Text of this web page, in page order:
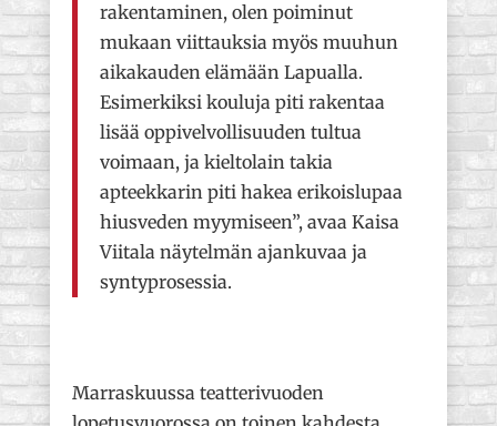
rakentaminen, olen poiminut
mukaan viittauksia myös muuhun
aikakauden elämään Lapualla.
Esimerkiksi kouluja piti rakentaa
lisää oppivelvollisuuden tultua
voimaan, ja kieltolain takia
apteekkarin piti hakea erikoislupaa
hiusveden myymiseen”, avaa Kaisa
Viitala näytelmän ajankuvaa ja
syntyprosessia.
Marraskuussa teatterivuoden